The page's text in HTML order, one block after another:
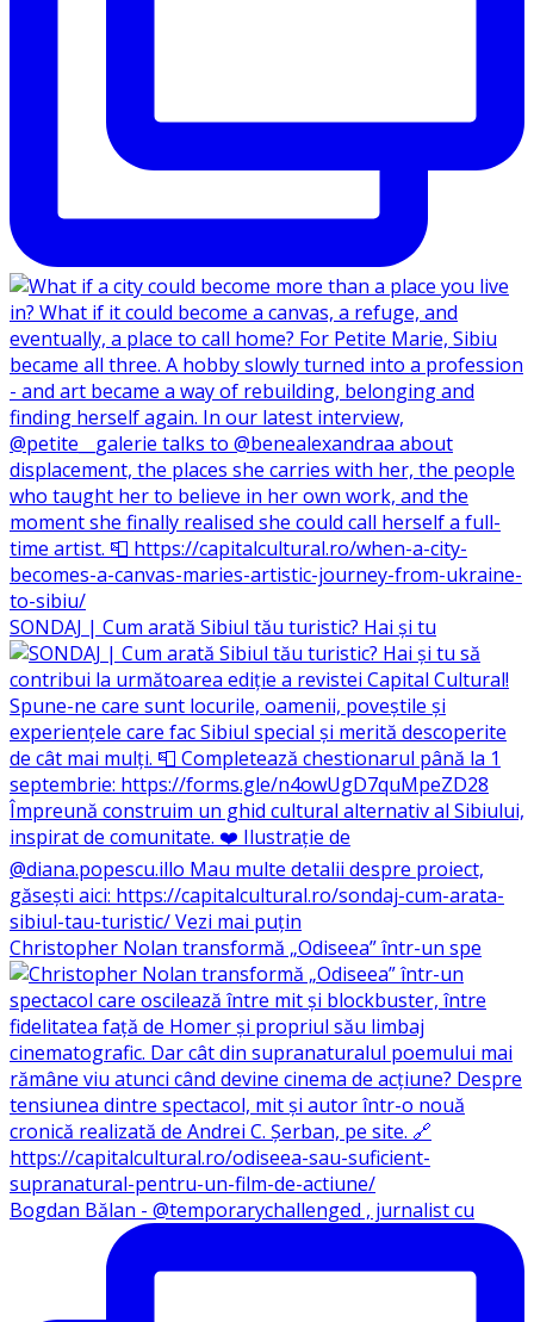
SONDAJ | Cum arată Sibiul tău turistic? Hai și tu
Christopher Nolan transformă „Odiseea” într-un spe
Bogdan Bălan - @temporarychallenged , jurnalist cu